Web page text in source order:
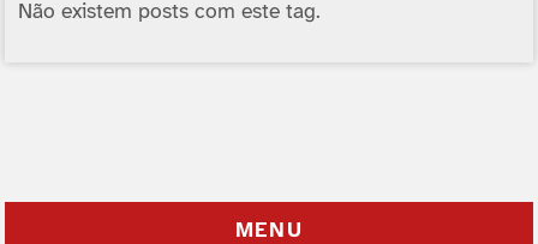
Não existem posts com este tag.
MENU